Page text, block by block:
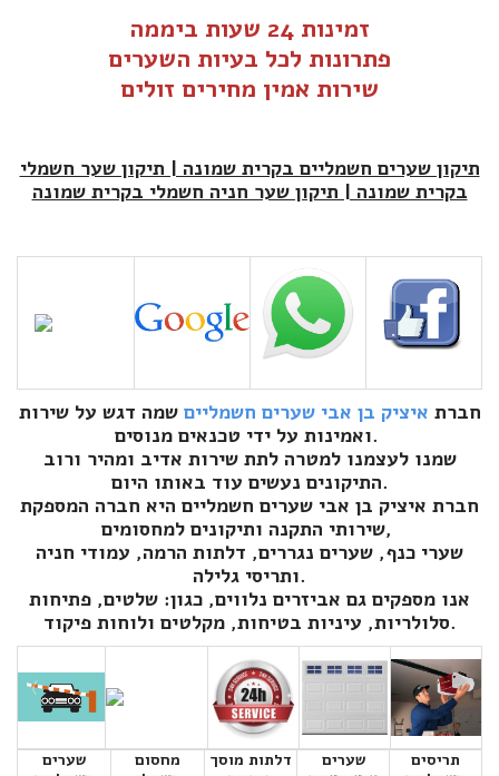
זמינות 24 שעות ביממה
פתרונות לכל בעיות השערים
שירות אמין מחירים זולים
תיקון שערים חשמליים בקרית שמונה | תיקון שער חשמלי
בקרית שמונה | תיקון שער חניה חשמלי בקרית שמונה
חברת איציק בן אבי שערים חשמליים שמה דגש על שירות
ואמינות על ידי טכנאים מנוסים.
שמנו לעצמנו למטרה לתת שירות אדיב ומהיר ורוב
התיקונים נעשים עוד באותו היום.
חברת איציק בן אבי שערים חשמליים היא חברה המספקת
שירותי התקנה ותיקונים למחסומים,
שערי כנף, שערים נגררים, דלתות הרמה, עמודי חניה
ותריסי גלילה.
אנו מספקים גם אביזרים נלווים, כגון: שלטים, פתיחות
סלולריות, עיניות בטיחות, מקלטים ולוחות פיקוד.
שערים
מחסום
דלתות מוסך
שערים
תריסים